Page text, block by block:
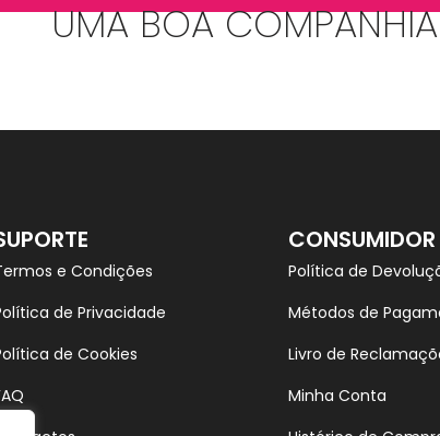
UMA BOA COMPANHIA
e Condições
de Privacidade
de Cookies
CONSUMIDOR
Política de
Métodos de
Livro de
Minha Conta